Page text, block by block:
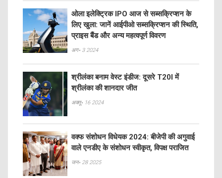
ओला इलेक्ट्रिक IPO आज से सब्सक्रिप्शन के
लिए खुला: जानें आईपीओ सब्सक्रिप्शन की स्थिति,
प्राइस बैंड और अन्य महत्वपूर्ण विवरण
अग॰ 3 2024
श्रीलंका बनाम वेस्ट इंडीज: दूसरे T20I में
श्रीलंका की शानदार जीत
अक्तू॰ 16 2024
वक्फ संशोधन विधेयक 2024: बीजेपी की अगुवाई
वाले एनडीए के संशोधन स्वीकृत, विपक्ष पराजित
जन॰ 28 2025